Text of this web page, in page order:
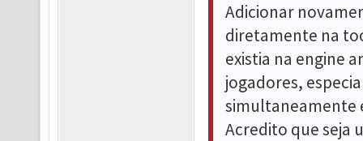
Adicionar
diretamente na
existia na engine
jogadores,
simultaneamente
Acredito que seja